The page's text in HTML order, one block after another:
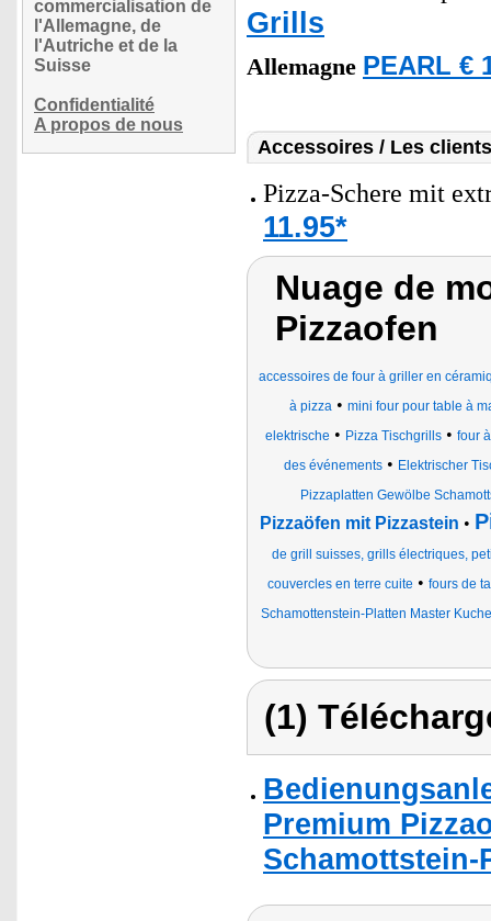
commercialisation de
l'Allemagne, de
l'Autriche et de la
Suisse
Confidentialité
A propos de nous
Grills
Allemagne PEARL €
Accessoires / Les
Pizza-Schere mit
11.95*
Nuage de
Pizzaofen
accessoires de four à griller en
à pizza • mini four pour table à
elektrische • Pizza Tischgrills • four
des événements • Elektrischer
Pizzaplatten Gewölbe
Pizzaöfen mit Pizzastein •
de grill suisses, grills électriques,
couvercles en terre cuite • fours de
Schamottenstein-Platten Master
(1)
Premium
Schamottstein-